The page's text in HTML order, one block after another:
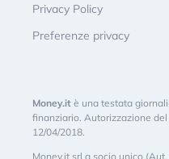
Privacy Policy
Preferenze privacy
Money.it è una testata
finanziario. Autorizzazione
12/04/2018.
Money.it srl a socio unico (Aut.